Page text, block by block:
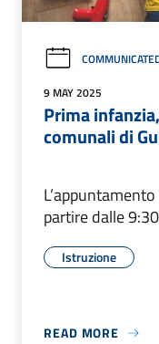
9 MAY 2025
Prima
comunali di
partire dalle
Istruzione
READ MORE